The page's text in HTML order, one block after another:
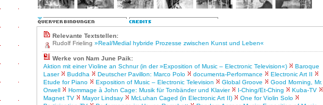
Relevante Textstellen:
Rudolf Frieling »Real/Medial hybride Prozesse zwischen Kunst und Leben«
Werke von Nam June Paik:
Aktion mit einer Violine an Schnur (in der »Exposition of Music – Electronic Television«)
Baroque
Laser
Buddha Deutscher Pavillon: Marco Polo documenta-Performance
Electronic Art II
Etude for Piano
Exposition of Music – Electronic Television Global Groove
Good Morning, Mr.
Orwell
Hommage à John Cage: Musik für Tonbänder und Klavier I-Ching/Et-Ching
Kuba-TV
Magnet TV
Mayor Lindsay McLuhan Caged (in Electronic Art II)
One for Violin Solo